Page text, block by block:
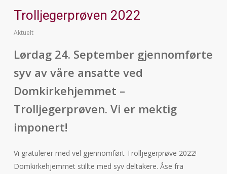
Trolljegerprøven 2022
Aktuelt
Lørdag 24. September gjennomførte
syv av våre ansatte ved
Domkirkehjemmet –
Trolljegerprøven. Vi er mektig
imponert!
Vi gratulerer med vel gjennomført Trolljegerprøve 2022!
Domkirkehjemmet stillte med syv deltakere. Åse fra